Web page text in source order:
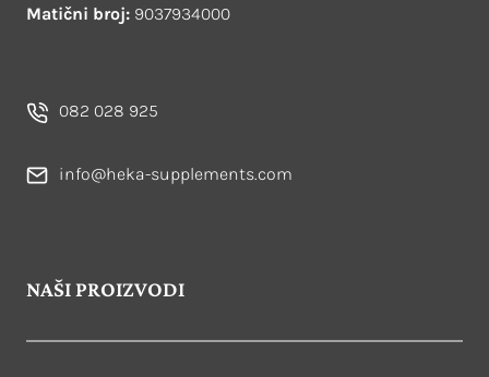
Matični broj: 9037934000
082 028 925
info@heka-supplements.com
NAŠI PROIZVODI